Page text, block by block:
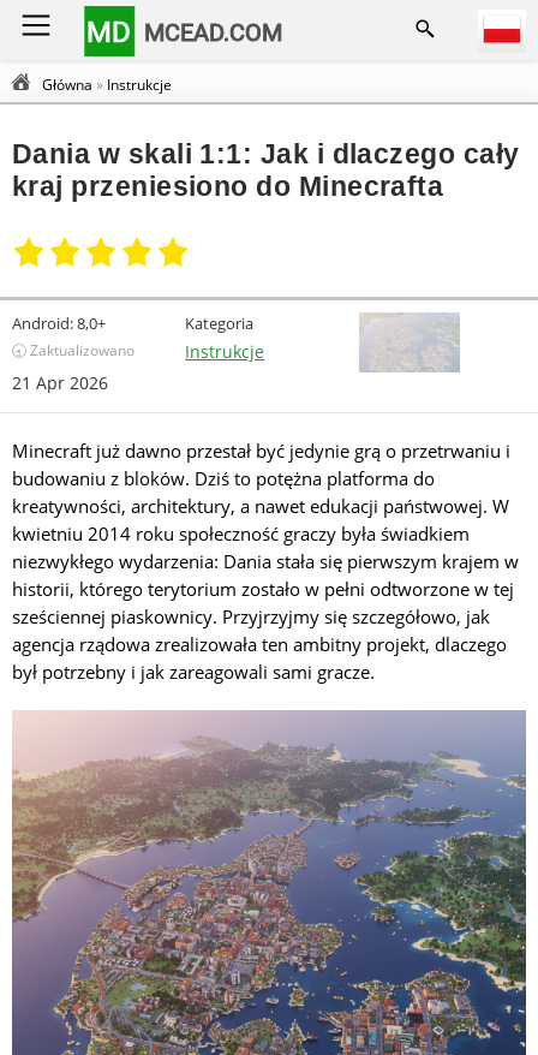
MD MCEAD.COM
Główna » Instrukcje
Dania w skali 1:1: Jak i dlaczego cały
kraj przeniesiono do Minecrafta
Android:8,0+
🕣 Zaktualizowano
21 Apr 2026
Kategoria
Instrukcje
Minecraft już dawno przestał być jedynie grą o przetrwaniu i
budowaniu z bloków. Dziś to potężna platforma do
kreatywności, architektury, a nawet edukacji państwowej. W
kwietniu 2014 roku społeczność graczy była świadkiem
niezwykłego wydarzenia: Dania stała się pierwszym krajem w
historii, którego terytorium zostało w pełni odtworzone w tej
sześciennej piaskownicy. Przyjrzyjmy się szczegółowo, jak
agencja rządowa zrealizowała ten ambitny projekt, dlaczego
był potrzebny i jak zareagowali sami gracze.